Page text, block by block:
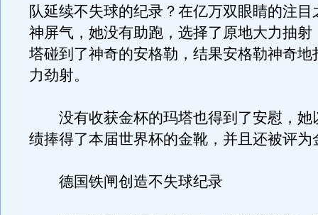
队延续不失球的纪录？在亿万双眼睛的注目
神屏气，她没有助跑，选择了原地大力抽射
塔碰到了神奇的安格勒，结果安格勒神奇地
力劲射。
没有收获金杯的玛塔也得到了安慰，她
绩捧得了本届世界杯的金靴，并且还被评为
德国铁闸创造不失球纪录